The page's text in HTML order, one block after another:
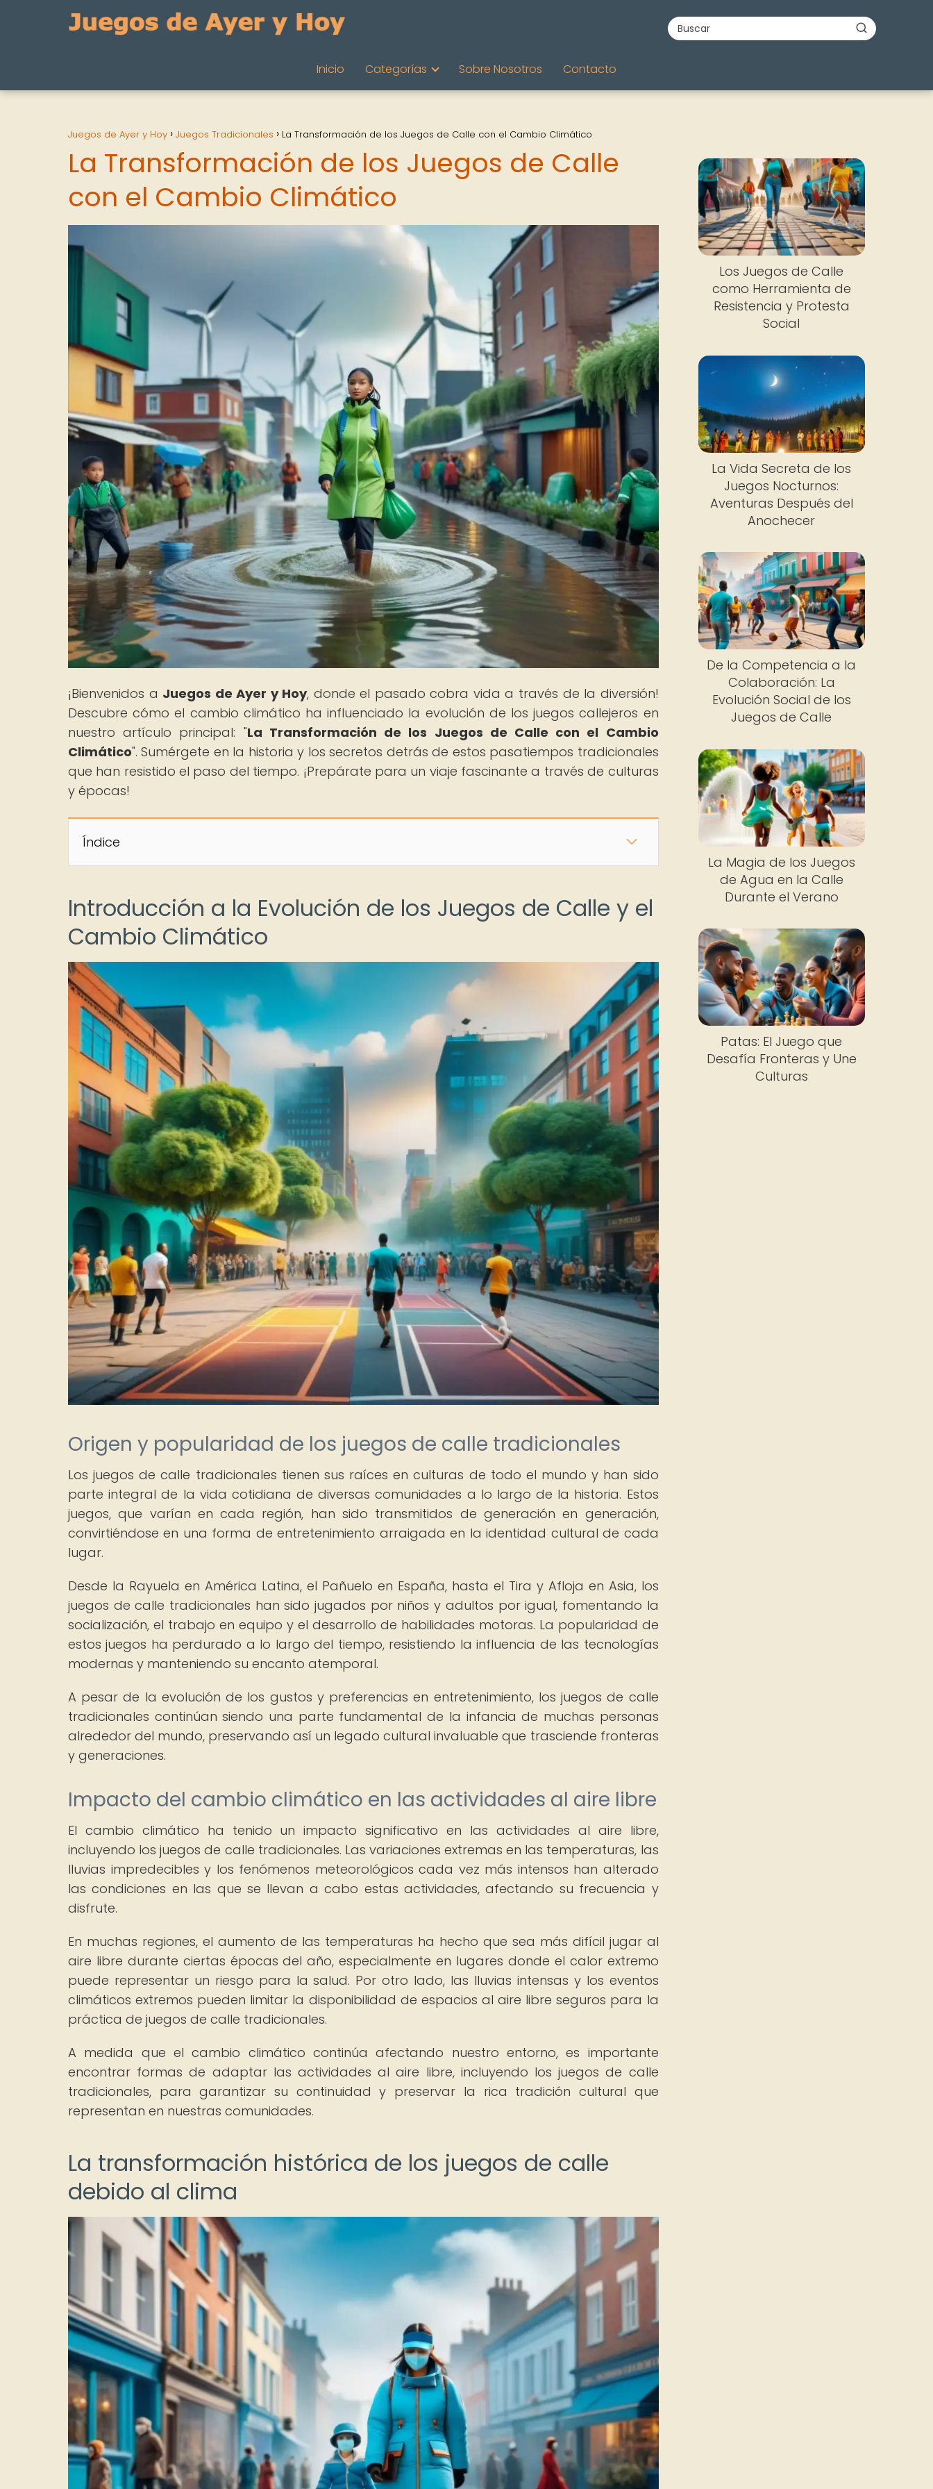
Inicio Categorías Sobre Nosotros Contacto
Juegos de Ayer y Hoy Juegos Tradicionales La Transformación de los Juegos de Calle con el Cambio Climático
La Transformación de los Juegos de Calle
con el Cambio Climático
¡Bienvenidos a Juegos de Ayer y Hoy, donde el pasado cobra vida a través de la diversión!
Descubre cómo el cambio climático ha influenciado la evolución de los juegos callejeros en
nuestro artículo principal: "La Transformación de los Juegos de Calle con el Cambio
Climático". Sumérgete en la historia y los secretos detrás de estos pasatiempos tradicionales
que han resistido el paso del tiempo. ¡Prepárate para un viaje fascinante a través de culturas
y épocas!
Índice
Introducción a la Evolución de los Juegos de Calle y el
Cambio Climático
Origen y popularidad de los juegos de calle tradicionales
Los juegos de calle tradicionales tienen sus raíces en culturas de todo el mundo y han sido
parte integral de la vida cotidiana de diversas comunidades a lo largo de la historia. Estos
juegos, que varían en cada región, han sido transmitidos de generación en generación,
convirtiéndose en una forma de entretenimiento arraigada en la identidad cultural de cada
lugar.
Desde la Rayuela en América Latina, el Pañuelo en España, hasta el Tira y Afloja en Asia, los
juegos de calle tradicionales han sido jugados por niños y adultos por igual, fomentando la
socialización, el trabajo en equipo y el desarrollo de habilidades motoras. La popularidad de
estos juegos ha perdurado a lo largo del tiempo, resistiendo la influencia de las tecnologías
modernas y manteniendo su encanto atemporal.
A pesar de la evolución de los gustos y preferencias en entretenimiento, los juegos de calle
tradicionales continúan siendo una parte fundamental de la infancia de muchas personas
alrededor del mundo, preservando así un legado cultural invaluable que trasciende fronteras
y generaciones.
Impacto del cambio climático en las actividades al aire libre
El cambio climático ha tenido un impacto significativo en las actividades al aire libre,
incluyendo los juegos de calle tradicionales. Las variaciones extremas en las temperaturas, las
lluvias impredecibles y los fenómenos meteorológicos cada vez más intensos han alterado
las condiciones en las que se llevan a cabo estas actividades, afectando su frecuencia y
disfrute.
En muchas regiones, el aumento de las temperaturas ha hecho que sea más difícil jugar al
aire libre durante ciertas épocas del año, especialmente en lugares donde el calor extremo
puede representar un riesgo para la salud. Por otro lado, las lluvias intensas y los eventos
climáticos extremos pueden limitar la disponibilidad de espacios al aire libre seguros para la
práctica de juegos de calle tradicionales.
A medida que el cambio climático continúa afectando nuestro entorno, es importante
encontrar formas de adaptar las actividades al aire libre, incluyendo los juegos de calle
tradicionales, para garantizar su continuidad y preservar la rica tradición cultural que
representan en nuestras comunidades.
La transformación histórica de los juegos de calle
debido al clima
Los Juegos de Calle
como Herramienta de
Resistencia y Protesta
Social
La Vida Secreta de los
Juegos Nocturnos:
Aventuras Después del
Anochecer
De la Competencia a la
Colaboración: La
Evolución Social de los
Juegos de Calle
La Magia de los Juegos
de Agua en la Calle
Durante el Verano
Patas: El Juego que
Desafía Fronteras y Une
Culturas